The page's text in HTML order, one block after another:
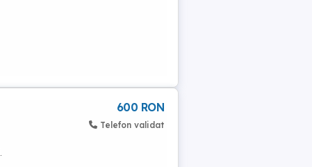
600 RON
Telefon validat